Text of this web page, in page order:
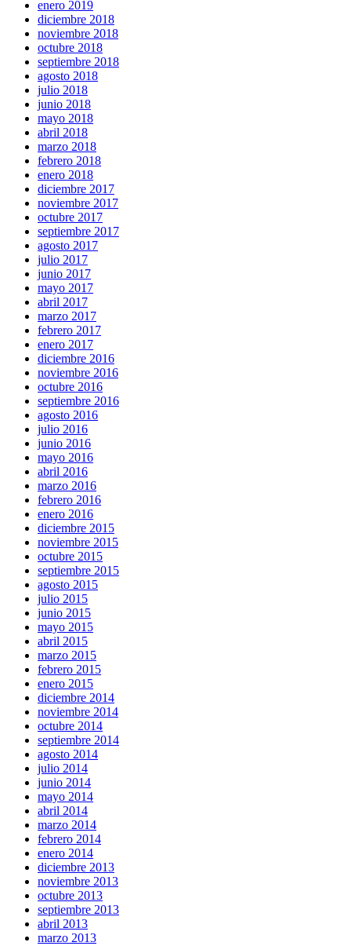
enero 2019
diciembre 2018
noviembre 2018
octubre 2018
septiembre 2018
agosto 2018
julio 2018
junio 2018
mayo 2018
abril 2018
marzo 2018
febrero 2018
enero 2018
diciembre 2017
noviembre 2017
octubre 2017
septiembre 2017
agosto 2017
julio 2017
junio 2017
mayo 2017
abril 2017
marzo 2017
febrero 2017
enero 2017
diciembre 2016
noviembre 2016
octubre 2016
septiembre 2016
agosto 2016
julio 2016
junio 2016
mayo 2016
abril 2016
marzo 2016
febrero 2016
enero 2016
diciembre 2015
noviembre 2015
octubre 2015
septiembre 2015
agosto 2015
julio 2015
junio 2015
mayo 2015
abril 2015
marzo 2015
febrero 2015
enero 2015
diciembre 2014
noviembre 2014
octubre 2014
septiembre 2014
agosto 2014
julio 2014
junio 2014
mayo 2014
abril 2014
marzo 2014
febrero 2014
enero 2014
diciembre 2013
noviembre 2013
octubre 2013
septiembre 2013
abril 2013
marzo 2013